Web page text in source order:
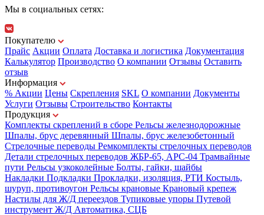
Мы в социальных сетях:
Покупателю
Прайс Акции Оплата Доставка и логистика Документация
Калькулятор Производство О компании Отзывы Оставить
отзыв
Информация
% Акции Цены Скрепления SKL О компании Документы
Услуги Отзывы Строительство Контакты
Продукция
Комплекты скреплений в сборе Рельсы железнодорожные
Шпалы, брус деревянный Шпалы, брус железобетонный
Стрелочные переводы Ремкомплекты стрелочных переводов
Детали стрелочных переводов ЖБР-65, АРС-04 Трамвайные
пути Рельсы узкоколейные Болты, гайки, шайбы
Накладки Подкладки Прокладки, изоляция, РТИ Костыль,
шуруп, противоугон Рельсы крановые Крановый крепеж
Настилы для Ж/Д переездов Тупиковые упоры Путевой
инструмент Ж/Д Автоматика, СЦБ